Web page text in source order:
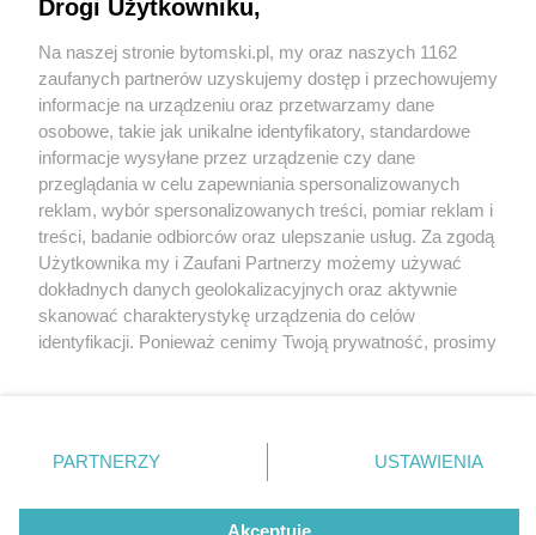
1 / 0
Wydawca mediów lokalnych
Nie zapomnij
zapoznać się z:
polityką prywatności regulamin korzystania z portali
Twojemiasto
Piekary Śląskie
Chorzów
Tarnowskie Góry
Gliwice
Skontakuj sięz nami
Kontakt
Wydawca
Pogoda
Drogi Użytkowniku,
Na naszej stronie bytomski.pl, my oraz naszych 1162
zaufanych partnerów uzyskujemy dostęp i przechowujemy
informacje na urządzeniu oraz przetwarzamy dane
osobowe, takie jak unikalne identyfikatory, standardowe
informacje wysyłane przez urządzenie czy dane
przeglądania w celu zapewniania spersonalizowanych
reklam, wybór spersonalizowanych treści, pomiar reklam i
treści, badanie odbiorców oraz ulepszanie usług. Za zgodą
Użytkownika my i Zaufani Partnerzy możemy używać
dokładnych danych geolokalizacyjnych oraz aktywnie
skanować charakterystykę urządzenia do celów
identyfikacji. Ponieważ cenimy Twoją prywatność, prosimy
prywatności znajdujący się w lewym dolnym rogu strony
. Niektóre rodzaje przetwarzania danych nie wymagają
zgody użytkownika, ale masz prawo sprzeciwić się
takiemu przetwarzaniu. Preferencje będą miały
PARTNERZY USTAWIENIA
Akceptuję